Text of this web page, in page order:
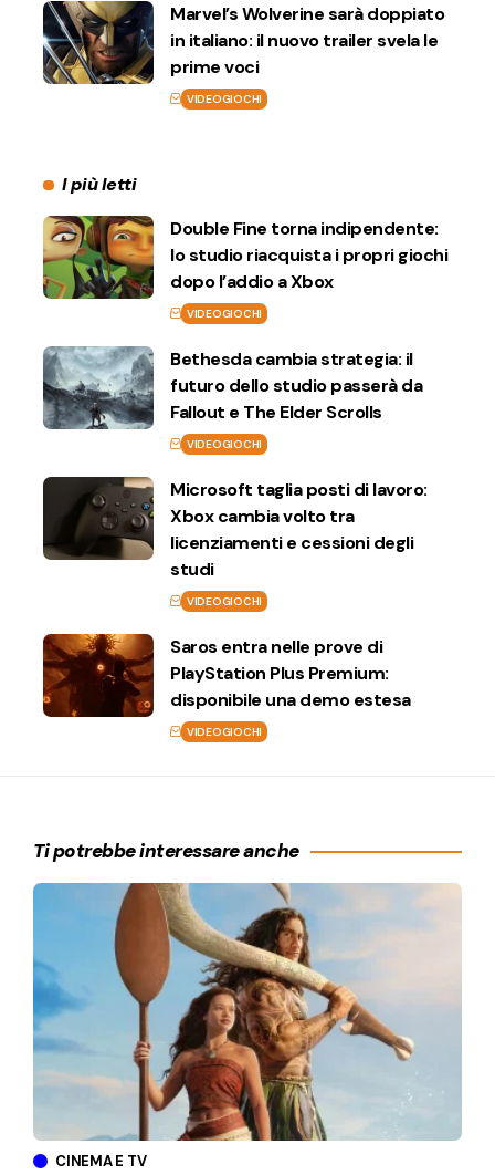
Marvel’s Wolverine sarà doppiato
in italiano: il nuovo trailer svela le
prime voci
VIDEOGIOCHI
I più letti
Double Fine torna indipendente:
lo studio riacquista i propri giochi
dopo l’addio a Xbox
VIDEOGIOCHI
Bethesda cambia strategia: il
futuro dello studio passerà da
Fallout e The Elder Scrolls
VIDEOGIOCHI
Microsoft taglia posti di lavoro:
Xbox cambia volto tra
licenziamenti e cessioni degli
studi
VIDEOGIOCHI
Saros entra nelle prove di
PlayStation Plus Premium:
disponibile una demo estesa
VIDEOGIOCHI
Ti potrebbe interessare anche
CINEMA E TV